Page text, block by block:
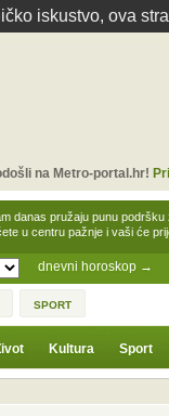
iskustvo, ova
dnevni horoskop →
danas pružaju punu
u centru pažnje i vaši će
na Metro-portal.hr!
SPORT
Kultura Sport